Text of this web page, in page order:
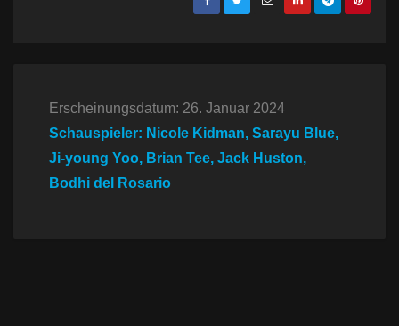
Erscheinungsdatum: 26. Januar 2024
Schauspieler: Nicole Kidman, Sarayu Blue,
Ji-young Yoo, Brian Tee, Jack Huston,
Bodhi del Rosario